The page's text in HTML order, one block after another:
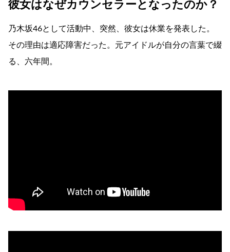
彼女はなぜカウンセラーとなったのか？
乃木坂46として活動中、突然、彼女は休業を発表した。
その理由は適応障害だった。元アイドルが自分の言葉で綴
る、六年間。